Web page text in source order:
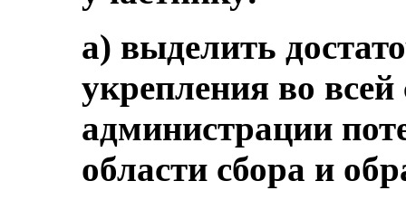
а) выделить
укрепления во
администрации
области сбора и